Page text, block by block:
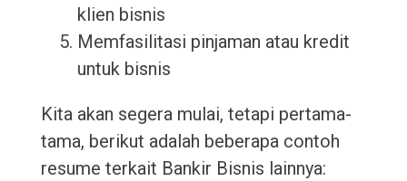
klien bisnis
Memfasilitasi pinjaman atau kredit
untuk bisnis
Kita akan segera mulai, tetapi pertama-
tama, berikut adalah beberapa contoh
resume terkait Bankir Bisnis lainnya: